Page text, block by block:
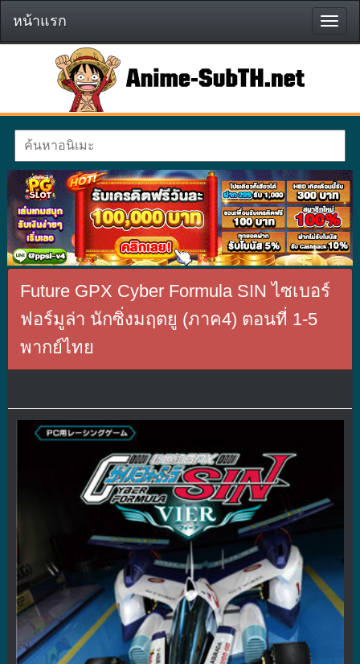
หน้า
แรก
หน้าแรก
Future GPX Cyber Formula SIN ไซเบอร์
ฟอร์มูล่า นักซิ่งมฤตยู (ภาค4) ตอนที่ 1-5
พากย์ไทย